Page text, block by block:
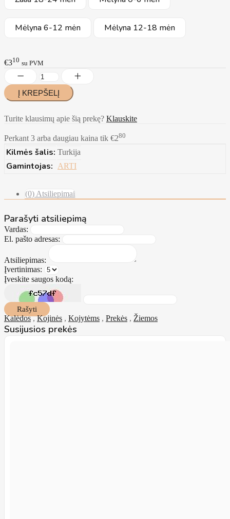
Mėlyna 6-12 mėn Mėlyna 12-18 mėn
€310 su PVM
Turite klausimų apie šią prekę? Klauskite
Perkant 3 arba daugiau kaina tik €280
Kilmės šalis: Turkija
Gamintojas: ARTI
(0) Atsiliepimai
Parašyti atsiliepimą
Vardas:
El. pašto adresas:
Atsiliepimas:
Įvertinimas:
Įveskite saugos kodą:
Rašyti
Kalėdos,Kojinės , Kojytėms , Prekės , Žiemos
Susijusios prekės